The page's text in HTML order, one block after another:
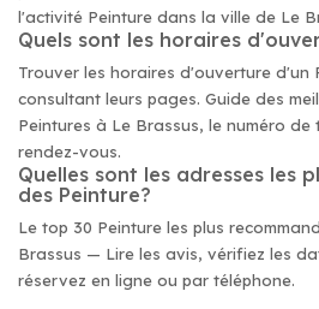
l'activité Peinture dans la ville de Le
Quels sont les horaires
Trouver les horaires d'ouverture d'un
consultant leurs pages. Guide des
Peintures à Le Brassus, le numéro
rendez-vous.
Quelles sont les adresses les
des Peinture?
Le top 30 Peinture les plus
Brassus — Lire les avis, vérifiez les
réservez en ligne ou par téléphone.